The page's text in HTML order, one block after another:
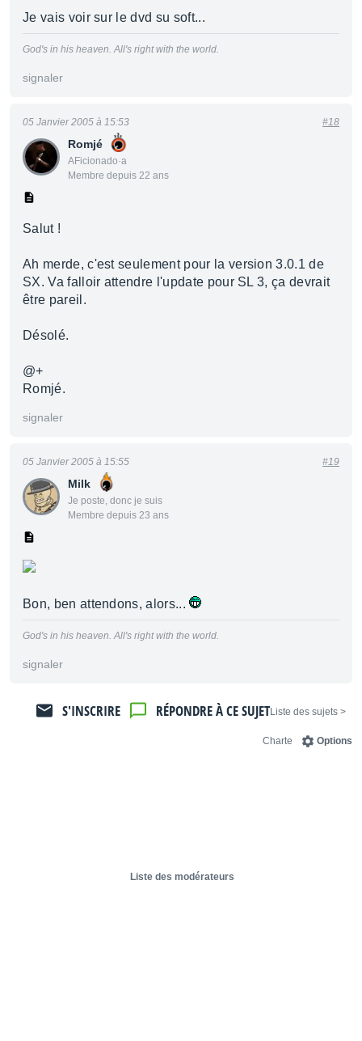
Je vais voir sur le dvd su soft...
God's in his heaven. All's right with the world.
signaler
Romjé
AFicionado·a
Membre depuis 22 ans
05 Janvier 2005 à 15:53 #18
Salut !
Ah merde, c'est seulement pour la version 3.0.1 de
SX. Va falloir attendre l'update pour SL 3, ça devrait
être pareil.
Désolé.
@+
Romjé.
signaler
Milk
Je poste, donc je suis
Membre depuis 23 ans
05 Janvier 2005 à 15:55 #19
Bon, ben attendons, alors...
God's in his heaven. All's right with the world.
signaler
< Liste des sujets
RÉPONDRE À CE SUJET
S'INSCRIRE
Options
Charte
Liste des modérateurs